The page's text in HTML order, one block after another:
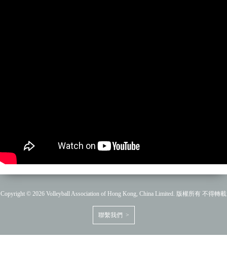
Copyright © 2026 Volleyball Association of Hong Kong, China Limited. 版權所有 不得轉載
聯繫我們 >